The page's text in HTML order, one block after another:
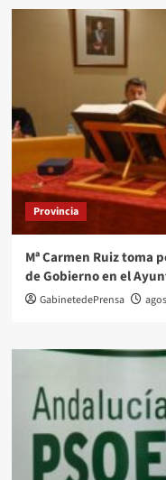
Provincia
Mª Carmen Ruiz toma
de Gobierno en el
GabinetedePrensa